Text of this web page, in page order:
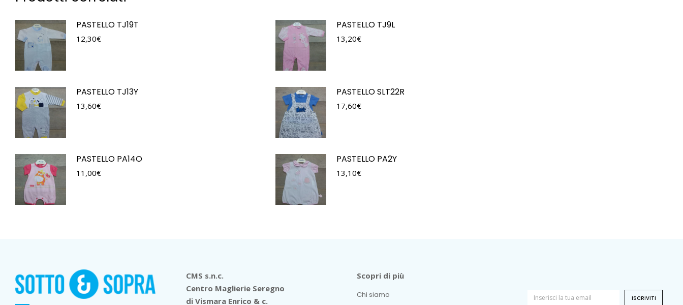
PASTELLO TJ19T
12,30€
PASTELLO TJ9L
13,20€
PASTELLO TJ13Y
13,60€
PASTELLO SLT22R
17,60€
PASTELLO PA14O
11,00€
PASTELLO PA2Y
13,10€
CMS s.n.c.
Centro Maglierie Seregno
di Vismara Enrico & c.
Scopri di più
Chi siamo ISCRIVITI